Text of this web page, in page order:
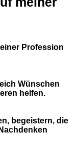
Profession
Wünschen
helfen.
begeistern, die